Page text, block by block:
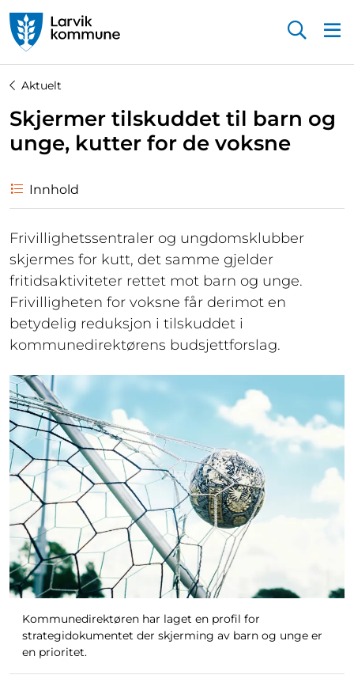
Aktuelt
Skjermer tilskuddet til barn og
unge, kutter for de voksne
Innhold
Frivillighetssentraler og ungdomsklubber
skjermes for kutt, det samme gjelder
fritidsaktiviteter rettet mot barn og unge.
Frivilligheten for voksne får derimot en
betydelig reduksjon i tilskuddet i
kommunedirektørens budsjettforslag.
Kommunedirektøren har laget en profil for
strategidokumentet der skjerming av barn og unge er
en prioritet.